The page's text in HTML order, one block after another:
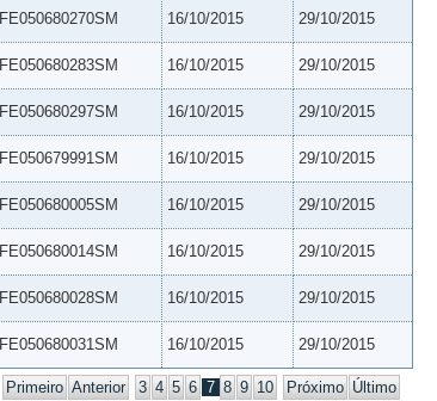
FE050680270SM 16/10/2015 29/10/2015
FE050680283SM 16/10/2015 29/10/2015
FE050680297SM 16/10/2015 29/10/2015
FE050679991SM 16/10/2015 29/10/2015
FE050680005SM 16/10/2015 29/10/2015
FE050680014SM 16/10/2015 29/10/2015
FE050680028SM 16/10/2015 29/10/2015
FE050680031SM 16/10/2015 29/10/2015
Primeiro Anterior 3 4 5 6 7 8 9 10 Próximo Último